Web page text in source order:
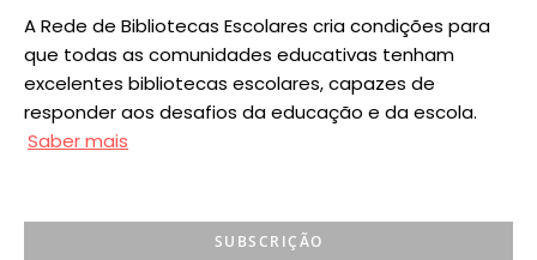
A Rede de Bibliotecas Escolares cria condições para
que todas as comunidades educativas tenham
excelentes bibliotecas escolares, capazes de
responder aos desafios da educação e da escola.
Saber mais
SUBSCRIÇÃO